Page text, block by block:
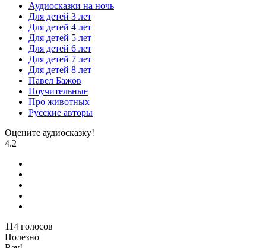
Аудиосказки на ночь
Для детей 3 лет
Для детей 4 лет
Для детей 5 лет
Для детей 6 лет
Для детей 7 лет
Для детей 8 лет
Павел Бажов
Поучительные
Про животных
Русские авторы
Оцените аудиосказку!
4.2
114 голосов
Полезно